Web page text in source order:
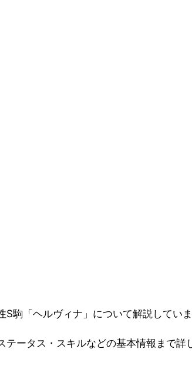
駒「ヘルヴィナ」について解説していま
テータス・スキルなどの基本情報まで詳